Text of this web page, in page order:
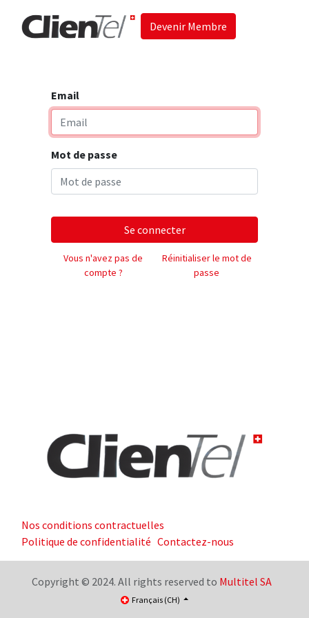
Devenir Membre
Email
Mot de passe
Se connecter
Vous n'avez pas de
compte ?
Réinitialiser le mot de
passe
Nos conditions contractuelles
Politique de confidentialité Contactez-nous
Copyright © 2024. All rights reserved to Multitel SA
Français (CH)